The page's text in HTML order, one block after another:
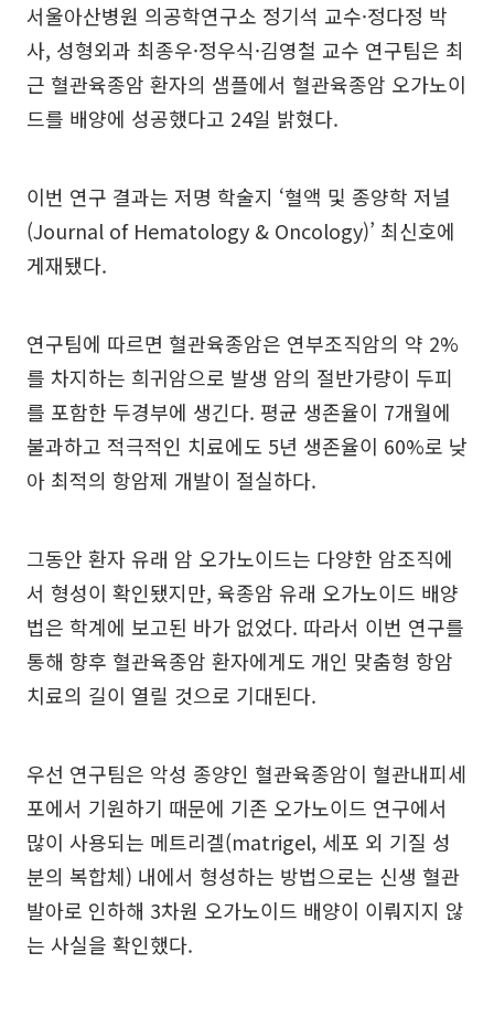
서울아산병원 의공학연구소 정기석 교수·정다정 박
사, 성형외과 최종우·정우식·김영철 교수 연구팀은 최
근 혈관육종암 환자의 샘플에서 혈관육종암 오가노이
드를 배양에 성공했다고 24일 밝혔다.
이번 연구 결과는 저명 학술지 ‘혈액 및 종양학 저널
(Journal of Hematology & Oncology)’ 최신호에
게재됐다.
연구팀에 따르면 혈관육종암은 연부조직암의 약 2%
를 차지하는 희귀암으로 발생 암의 절반가량이 두피
를 포함한 두경부에 생긴다. 평균 생존율이 7개월에
불과하고 적극적인 치료에도 5년 생존율이 60%로 낮
아 최적의 항암제 개발이 절실하다.
그동안 환자 유래 암 오가노이드는 다양한 암조직에
서 형성이 확인됐지만, 육종암 유래 오가노이드 배양
법은 학계에 보고된 바가 없었다. 따라서 이번 연구를
통해 향후 혈관육종암 환자에게도 개인 맞춤형 항암
치료의 길이 열릴 것으로 기대된다.
우선 연구팀은 악성 종양인 혈관육종암이 혈관내피세
포에서 기원하기 때문에 기존 오가노이드 연구에서
많이 사용되는 메트리겔(matrigel, 세포 외 기질 성
분의 복합체) 내에서 형성하는 방법으로는 신생 혈관
발아로 인하해 3차원 오가노이드 배양이 이뤄지지 않
는 사실을 확인했다.